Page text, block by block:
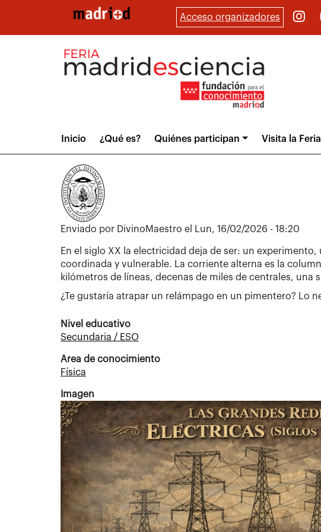
Acceso organizadores
Main
menuInicio ¿Qué es? Quiénes participan Visita la Feria
Enviado por DivinoMaestro el Lun, 16/02/2026 - 18:20
En el siglo XX la electricidad deja de ser: un
coordinada y vulnerable. La corriente alterna es la
kilómetros de líneas, decenas de miles de centrales,
¿Te gustaría atrapar un relámpago en un pimentero? Lo
Nivel educativo
Secundaria / ESO
Area de conocimiento
Física
Imagen